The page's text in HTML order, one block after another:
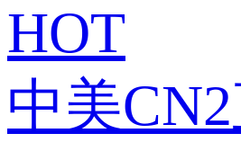
HOT
中美